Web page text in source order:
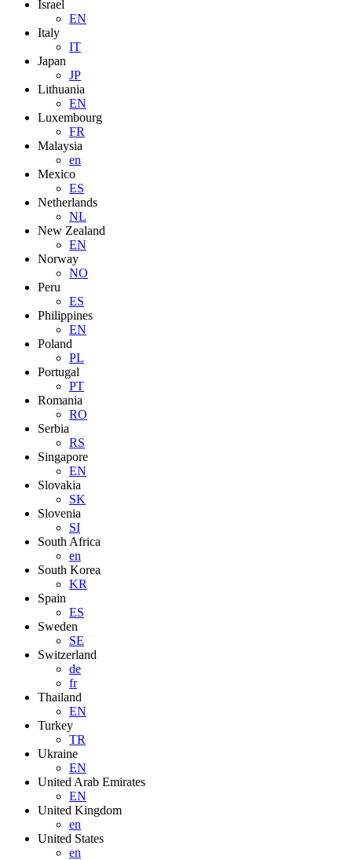
Israel
EN
Italy
IT
Japan
JP
Lithuania
EN
Luxembourg
FR
Malaysia
en
Mexico
ES
Netherlands
NL
New Zealand
EN
Norway
NO
Peru
ES
Philippines
EN
Poland
PL
Portugal
PT
Romania
RO
Serbia
RS
Singapore
EN
Slovakia
SK
Slovenia
SI
South Africa
en
South Korea
KR
Spain
ES
Sweden
SE
Switzerland
de
fr
Thailand
EN
Turkey
TR
Ukraine
EN
United Arab Emirates
EN
United Kingdom
en
United States
en